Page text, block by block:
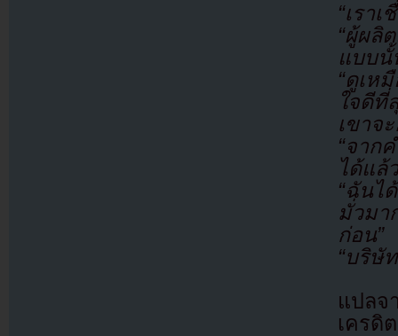
“เรา
“ผู้ผลิ
แบบนั้
“ดูเห
ใจดีที่
เขาจ
“จาก
ได้แล้
“ฉันไ
มั่วมา
ก่อน”
“บริษั
แปล
เครดิ